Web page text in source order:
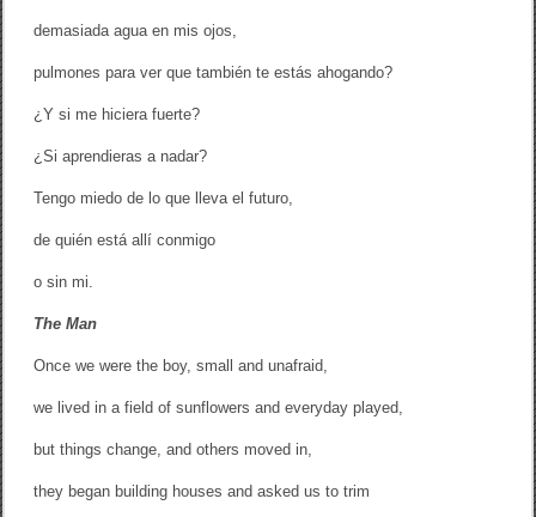
demasiada agua en mis ojos,
pulmones para ver que también te estás ahogando?
¿Y si me hiciera fuerte?
¿Si aprendieras a nadar?
Tengo miedo de lo que lleva el futuro,
de quién está allí conmigo
o sin mi.
The Man
Once we were the boy, small and unafraid,
we lived in a field of sunflowers and everyday played,
but things change, and others moved in,
they began building houses and asked us to trim